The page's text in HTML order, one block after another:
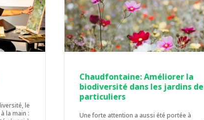
le
la main :
Chaudfontaine: Améliorer la
biodiversité dans les jardins
particuliers
Une forte attention a aussi été portée à